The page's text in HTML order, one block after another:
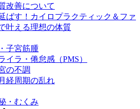
改善について
ばす！カイロプラクティック＆ファ
叶える理想の体質
子宮筋腫
イラ・倦怠感（PMS）
の不調
経周期の乱れ
・むくみ